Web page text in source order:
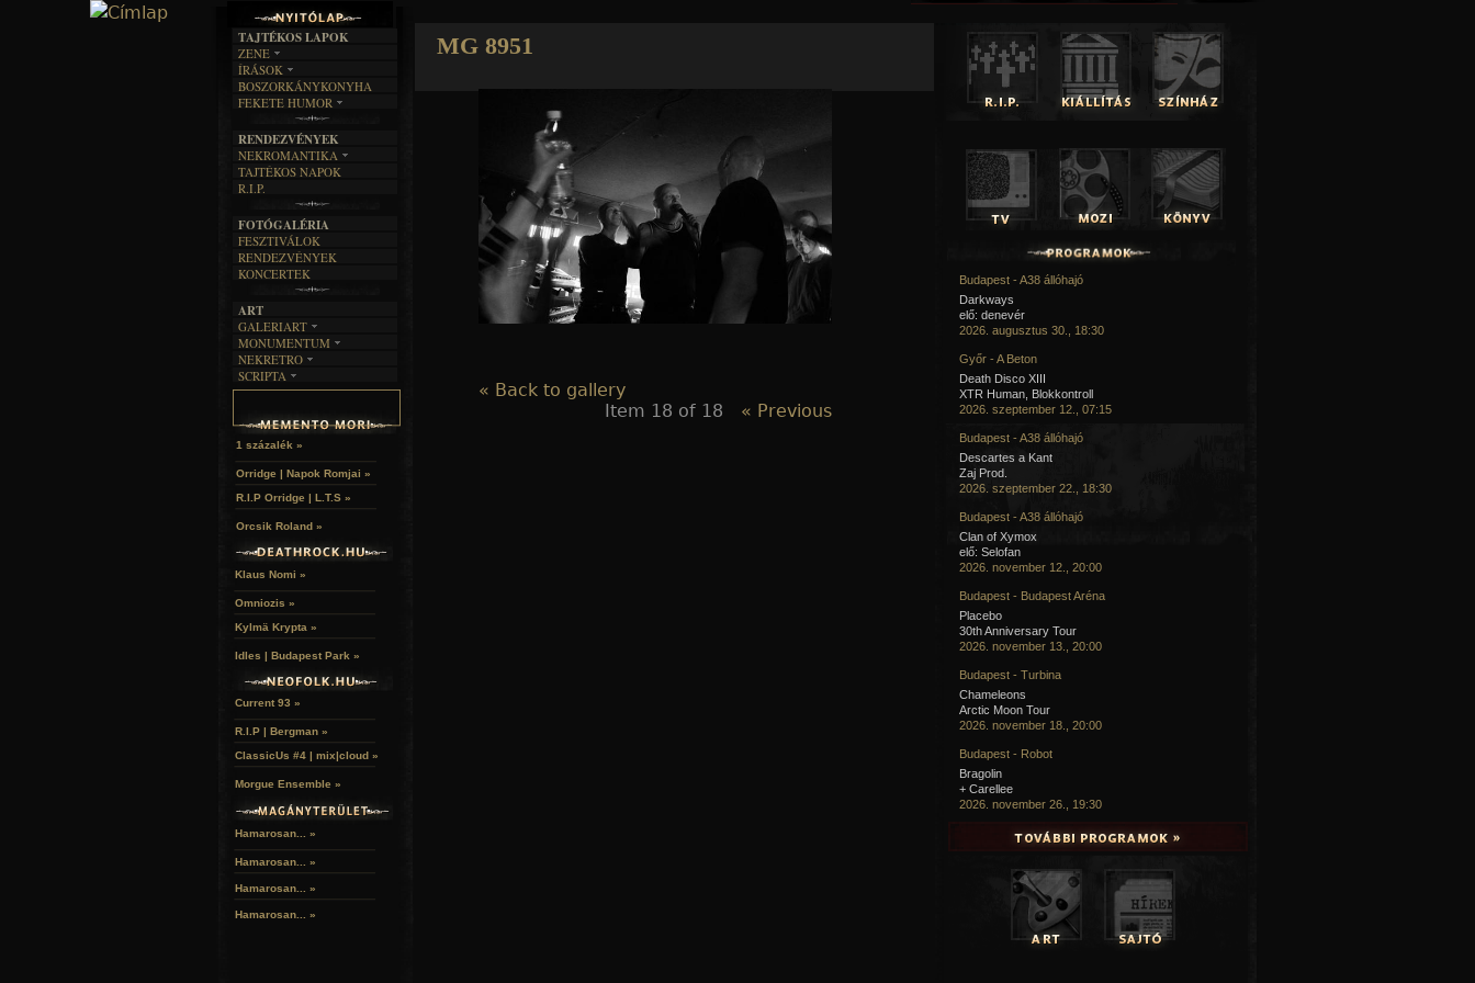
MG 8951
« Back to gallery
Item 18 of 18
« Previous
TAJTÉKOS LAPOK
ZENE
EGYÜTTESEK
INTERJÚK
FORDÍTÁSOK
DALSZÖVEGEK
ÍRÁSOK
IRODALOM
FILM
MŰVÉSZET
ÍRÁSTÖRTÉNET
BOSZORKÁNYKONYHA
FEKETE HUMOR
SZÖVEGES
RENDEZVÉNYEK
NEKROMANTIKA
AKTUÁLIS
A MÚLT
TAJTÉKOS NAPOK
R.I.P.
FOTÓGALÉRIA
FESZTIVÁLOK
RENDEZVÉNYEK
KONCERTEK
ART
GALERIART
ARTGALERI
KÉPREGÉNYEK
LAKÁSKULTS
MONUMENTUM
TEMETŐK
TEMPLOMOK
HELYEK
NEKRETRO
SZUBKULT
RELIKVIÁK
SCRIPTA
NOVELLÁK
HALÁLTÁNC
1 százalék »
Orridge | Napok Romjai »
R.I.P Orridge | L.T.S »
Orcsik Roland »
Klaus Nomi »
Omniozis »
Kylmä Krypta »
Idles | Budapest Park »
Current 93 »
R.I.P | Bergman »
ClassicUs #4 | mix|cloud »
Morgue Ensemble »
Hamarosan... »
Hamarosan... »
Hamarosan... »
Hamarosan... »
Budapest - A38 állóhajó
Darkways
elő: denevér
2026. augusztus 30., 18:30
Győr - A Beton
Death Disco XIII
XTR Human, Blokkontroll
2026. szeptember 12., 07:15
Budapest - A38 állóhajó
Descartes a Kant
Zaj Prod.
2026. szeptember 22., 18:30
Budapest - A38 állóhajó
Clan of Xymox
elő: Selofan
2026. november 12., 20:00
Budapest - Budapest Aréna
Placebo
30th Anniversary Tour
2026. november 13., 20:00
Budapest - Turbina
Chameleons
Arctic Moon Tour
2026. november 18., 20:00
Budapest - Robot
Bragolin
+ Carellee
2026. november 26., 19:30